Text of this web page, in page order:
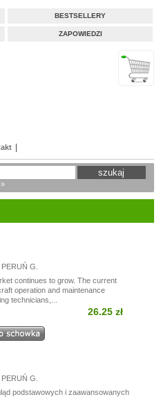
BESTSELLERY
ZAPOWIEDZI
PERUŃ G.
continues to grow. The current
operation and maintenance
technicians,...
26.25 zł
PERUŃ G.
podstawowych i zaawansowanych